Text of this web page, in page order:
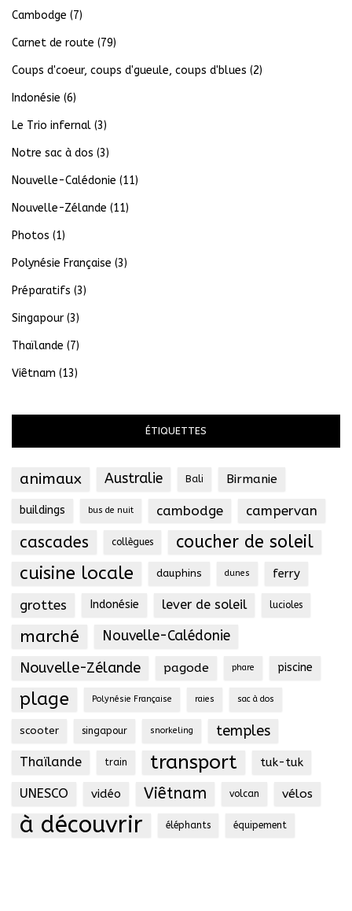
Cambodge (7)
Carnet de route (79)
Coups d'coeur, coups d'gueule, coups d'blues (2)
Indonésie (6)
Le Trio infernal (3)
Notre sac à dos (3)
Nouvelle-Calédonie (11)
Nouvelle-Zélande (11)
Photos (1)
Polynésie Française (3)
Préparatifs (3)
Singapour (3)
Thaïlande (7)
Viêtnam (13)
ÉTIQUETTES
animaux Australie Bali Birmanie
buildings bus de nuit cambodge campervan
cascades collègues coucher de soleil
cuisine locale dauphins dunes ferry
grottes Indonésie lever de soleil lucioles
marché Nouvelle-Calédonie
Nouvelle-Zélande pagode phare piscine
plage Polynésie Française raies sac à dos
scooter singapour snorkeling temples
Thaïlande train transport tuk-tuk
UNESCO vidéo Viêtnam volcan vélos
à découvrir éléphants équipement